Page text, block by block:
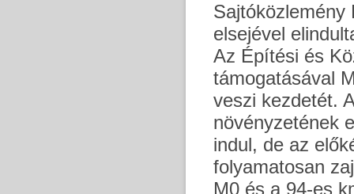
elsejével
Az Építési és
támogatásával
veszi kezdetét.
növényzetének
indul, de az
folyamatosan
M0 és a 94-es